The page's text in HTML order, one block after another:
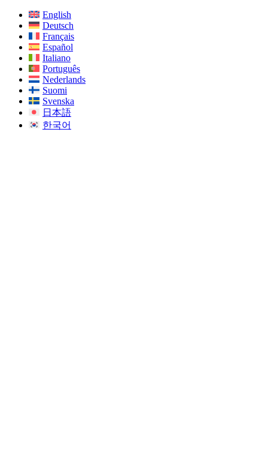
English
Deutsch
Français
Español
Italiano
Português
Nederlands
Suomi
Svenska
日本語
한국어